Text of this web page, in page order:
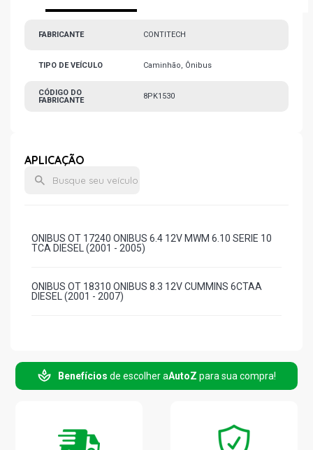
FABRICANTE CONTITECH
TIPO DE VEÍCULO Caminhão, Ônibus
CÓDIGO DO
FABRICANTE
8PK1530
APLICAÇÃO
ONIBUS OT 17240 ONIBUS 6.4 12V MWM 6.10 SERIE 10
TCA DIESEL (2001 - 2005)
ONIBUS OT 18310 ONIBUS 8.3 12V CUMMINS 6CTAA
DIESEL (2001 - 2007)
Benefícios de escolher aAutoZ para sua compra!